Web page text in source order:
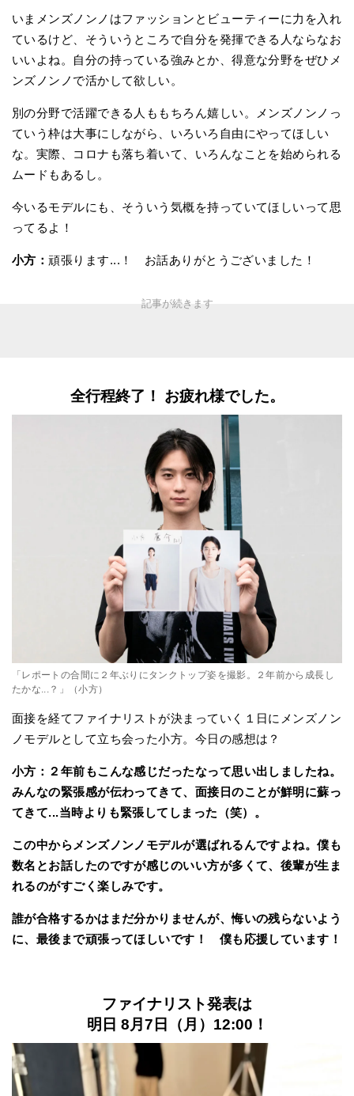
いまメンズノンノはファッションとビューティーに力を入れ
ているけど、そういうところで自分を発揮できる人ならなお
いいよね。自分の持っている強みとか、得意な分野をぜひメ
ンズノンノで活かして欲しい。
別の分野で活躍できる人ももちろん嬉しい。メンズノンノっ
ていう枠は大事にしながら、いろいろ自由にやってほしい
な。実際、コロナも落ち着いて、いろんなことを始められる
ムードもあるし。
今いるモデルにも、そういう気概を持っていてほしいって思
ってるよ！
小方：頑張ります...！ お話ありがとうございました！
全行程終了！ お疲れ様でした。
「レポートの合間に２年ぶりにタンクトップ姿を撮影。２年前から成長し
たかな...？」（小方）
面接を経てファイナリストが決まっていく１日にメンズノン
ノモデルとして立ち会った小方。今日の感想は？
小方：２年前もこんな感じだったなって思い出しましたね。
みんなの緊張感が伝わってきて、面接日のことが鮮明に蘇っ
てきて...当時よりも緊張してしまった（笑）。
この中からメンズノンノモデルが選ばれるんですよね。僕も
数名とお話したのですが感じのいい方が多くて、後輩が生ま
れるのがすごく楽しみです。
誰が合格するかはまだ分かりませんが、悔いの残らないよう
に、最後まで頑張ってほしいです！ 僕も応援しています！
ファイナリスト発表は
明日 8月7日（月）12:00！